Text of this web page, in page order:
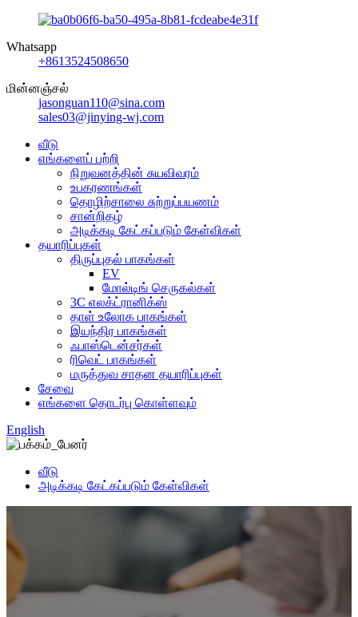
Whatsapp
+8613524508650
மின்னஞ்சல்
jasonguan110@sina.com
sales03@jinying-wj.com
வீடு
எங்களைப் பற்றி
நிறுவனத்தின் சுயவிவரம்
உபகரணங்கள்
தொழிற்சாலை சுற்றுப்பயணம்
சான்றிதழ்
அடிக்கடி கேட்கப்படும் கேள்விகள்
தயாரிப்புகள்
திருப்புதல் பாகங்கள்
EV
மோல்டிங் செருகல்கள்
3C எலக்ட்ரானிக்ஸ்
தாள் உலோக பாகங்கள்
இயந்திர பாகங்கள்
ஃபாஸ்டென்சர்கள்
ரிவெட் பாகங்கள்
மருத்துவ சாதன தயாரிப்புகள்
சேவை
எங்களை தொடர்பு கொள்ளவும்
English
வீடு
அடிக்கடி கேட்கப்படும் கேள்விகள்